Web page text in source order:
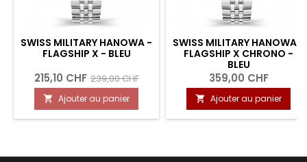
SWISS MILITARY HANOWA -
FLAGSHIP X - BLEU
215,10 CHF 239,00 CHF
 Ajouter au panier
SWISS MILITARY HANOWA -
FLAGSHIP X CHRONO -
BLEU
359,00 CHF
 Ajouter au panier